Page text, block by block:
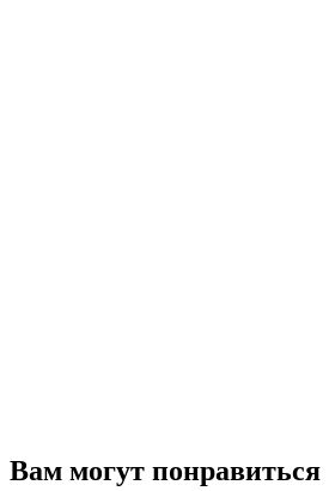
Вам могут понравиться